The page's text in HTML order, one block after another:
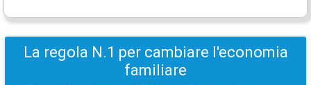
La regola N.1 per cambiare l'economia
familiare